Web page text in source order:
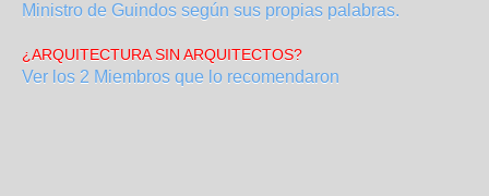
Ministro de Guindos según sus propias palabras.
¿ARQUITECTURA SIN ARQUITECTOS?
Ver los 2 Miembros que lo recomendaron